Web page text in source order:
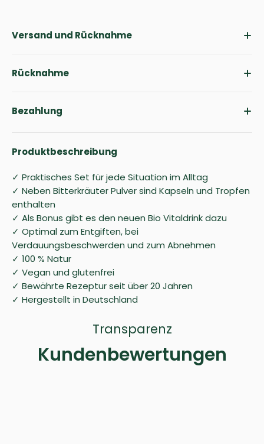
Versand und Rücknahme
Rücknahme
Bezahlung
Produktbeschreibung
✓ Praktisches Set für jede Situation im Alltag
✓ Neben Bitterkräuter Pulver sind Kapseln und Tropfen
enthalten
✓ Als Bonus gibt es den neuen Bio Vitaldrink dazu
✓ Optimal zum Entgiften, bei
Verdauungsbeschwerden und zum Abnehmen
✓ 100 % Natur
✓ Vegan und glutenfrei
✓ Bewährte Rezeptur seit über 20 Jahren
✓ Hergestellt in Deutschland
Transparenz
Kundenbewertungen